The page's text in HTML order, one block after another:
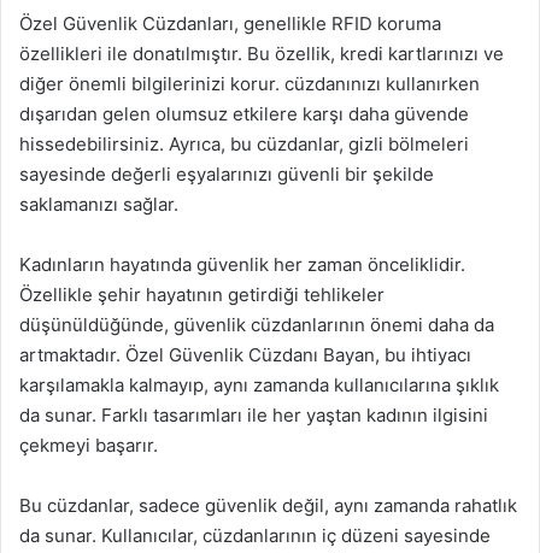
Özel Güvenlik Cüzdanları, genellikle RFID koruma
özellikleri ile donatılmıştır. Bu özellik, kredi kartlarınızı ve
diğer önemli bilgilerinizi korur. cüzdanınızı kullanırken
dışarıdan gelen olumsuz etkilere karşı daha güvende
hissedebilirsiniz. Ayrıca, bu cüzdanlar, gizli bölmeleri
sayesinde değerli eşyalarınızı güvenli bir şekilde
saklamanızı sağlar.
Kadınların hayatında güvenlik her zaman önceliklidir.
Özellikle şehir hayatının getirdiği tehlikeler
düşünüldüğünde, güvenlik cüzdanlarının önemi daha da
artmaktadır. Özel Güvenlik Cüzdanı Bayan, bu ihtiyacı
karşılamakla kalmayıp, aynı zamanda kullanıcılarına şıklık
da sunar. Farklı tasarımları ile her yaştan kadının ilgisini
çekmeyi başarır.
Bu cüzdanlar, sadece güvenlik değil, aynı zamanda rahatlık
da sunar. Kullanıcılar, cüzdanlarının iç düzeni sayesinde